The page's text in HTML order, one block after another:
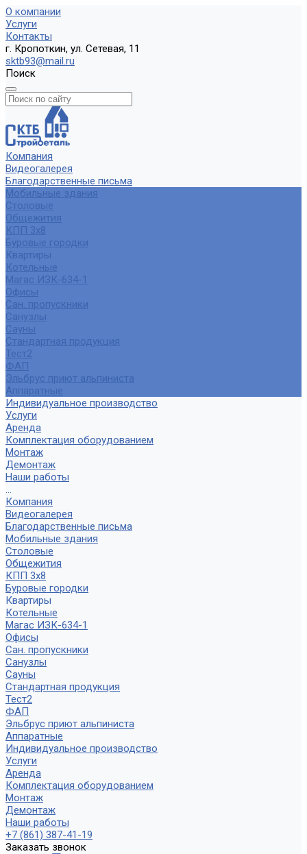
О компании
Услуги
Контакты
г. Кропоткин, ул. Сетевая, 11
sktb93@mail.ru
Поиск
Компания
Видеогалерея
Благодарственные письма
Мобильные здания
Столовые
Общежития
КПП 3х8
Буровые городки
Квартиры
Котельные
Магас ИЗК-634-1
Офисы
Сан. пропускники
Санузлы
Сауны
Стандартная продукция
Тест2
ФАП
Эльбрус приют альпиниста
Аппаратные
Индивидуальное производство
Услуги
Аренда
Комплектация оборудованием
Монтаж
Демонтаж
Наши работы
...
Компания
Видеогалерея
Благодарственные письма
Мобильные здания
Столовые
Общежития
КПП 3х8
Буровые городки
Квартиры
Котельные
Магас ИЗК-634-1
Офисы
Сан. пропускники
Санузлы
Сауны
Стандартная продукция
Тест2
ФАП
Эльбрус приют альпиниста
Аппаратные
Индивидуальное производство
Услуги
Аренда
Комплектация оборудованием
Монтаж
Демонтаж
Наши работы
+7 (861) 387-41-19
Заказать звонок